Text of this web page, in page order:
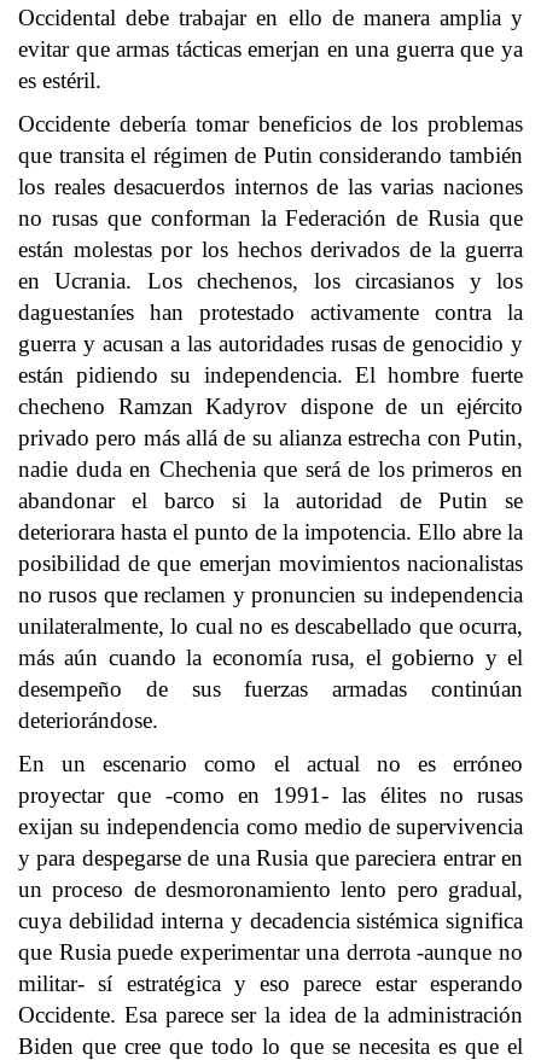
Occidental debe trabajar en ello de manera amplia y
evitar que armas tácticas emerjan en una guerra que ya
es estéril.
Occidente debería tomar beneficios de los problemas
que transita el régimen de Putin considerando también
los reales desacuerdos internos de las varias naciones
no rusas que conforman la Federación de Rusia que
están molestas por los hechos derivados de la guerra
en Ucrania. Los chechenos, los circasianos y los
daguestaníes han protestado activamente contra la
guerra y acusan a las autoridades rusas de genocidio y
están pidiendo su independencia. El hombre fuerte
checheno Ramzan Kadyrov dispone de un ejército
privado pero más allá de su alianza estrecha con Putin,
nadie duda en Chechenia que será de los primeros en
abandonar el barco si la autoridad de Putin se
deteriorara hasta el punto de la impotencia. Ello abre la
posibilidad de que emerjan movimientos nacionalistas
no rusos que reclamen y pronuncien su independencia
unilateralmente, lo cual no es descabellado que ocurra,
más aún cuando la economía rusa, el gobierno y el
desempeño de sus fuerzas armadas continúan
deteriorándose.
En un escenario como el actual no es erróneo
proyectar que -como en 1991- las élites no rusas
exijan su independencia como medio de supervivencia
y para despegarse de una Rusia que pareciera entrar en
un proceso de desmoronamiento lento pero gradual,
cuya debilidad interna y decadencia sistémica significa
que Rusia puede experimentar una derrota -aunque no
militar- sí estratégica y eso parece estar esperando
Occidente. Esa parece ser la idea de la administración
Biden que cree que todo lo que se necesita es que el